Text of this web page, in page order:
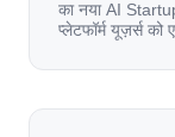
का नया AI
प्लेटफॉर्म यूज़र्स
यूज़र्स का जबरदस्त